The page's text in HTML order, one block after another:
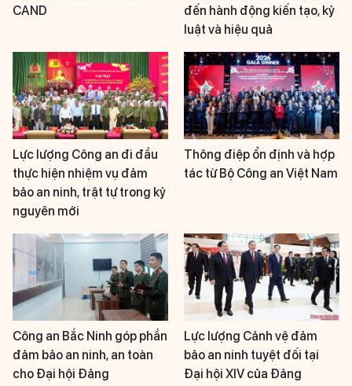
CAND
đến hành động kiến tạo, kỷ
luật và hiệu quả
Lực lượng Công an đi đầu
thực hiện nhiệm vụ đảm
bảo an ninh, trật tự trong kỷ
nguyên mới
Thông điệp ổn định và hợp
tác từ Bộ Công an Việt Nam
Công an Bắc Ninh góp phần
đảm bảo an ninh, an toàn
cho Đại hội Đảng
Lực lượng Cảnh vệ đảm
bảo an ninh tuyệt đối tại
Đại hội XIV của Đảng